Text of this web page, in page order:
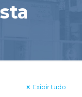
Exibir tudo